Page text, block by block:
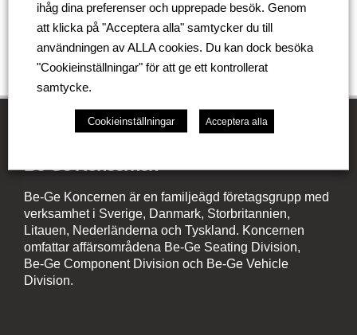
Be-Ge Koncernen
Be-Ge Koncernen är en familjeägd företagsgrupp med
verksamhet i Sverige, Danmark, Storbritannien,
Litauen, Nederländerna och Tyskland. Koncernen
omfattar affärsområdena Be-Ge Seating Division,
Be-Ge Component Division och Be-Ge Vehicle
Division.
ihåg dina preferenser och upprepade besök. Genom
att klicka på "Acceptera alla" samtycker du till
användningen av ALLA cookies. Du kan dock besöka
"Cookieinställningar" för att ge ett kontrollerat
samtycke.
Cookieinställningar Acceptera alla